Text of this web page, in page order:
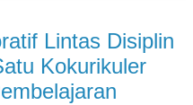
Lintas Disiplin
Kokurikuler